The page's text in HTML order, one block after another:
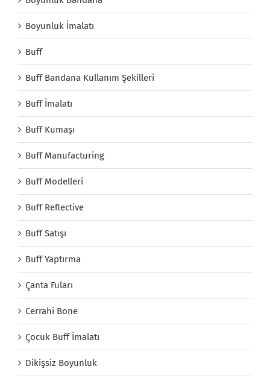
Boyunluk İmalatı
Buff
Buff Bandana Kullanım Şekilleri
Buff İmalatı
Buff Kumaşı
Buff Manufacturing
Buff Modelleri
Buff Reflective
Buff Satışı
Buff Yaptırma
Çanta Fuları
Cerrahi Bone
Çocuk Buff İmalatı
Dikişsiz Boyunluk